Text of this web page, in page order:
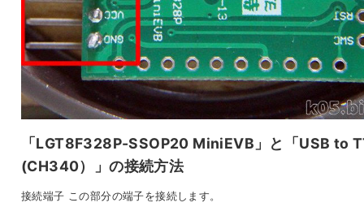
「LGT8F328P-SSOP20 MiniEVB」と「USB to
(CH340）」の接続方法
接続端子 この部分の端子を接続します。